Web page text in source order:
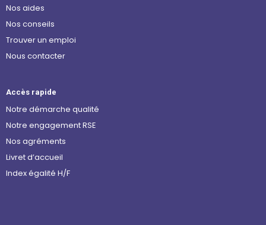
Nos aides
Nos conseils
Trouver un emploi
Nous contacter
Accès rapide
Notre démarche qualité
Notre engagement RSE
Nos agréments
Livret d’accueil
Index égalité H/F